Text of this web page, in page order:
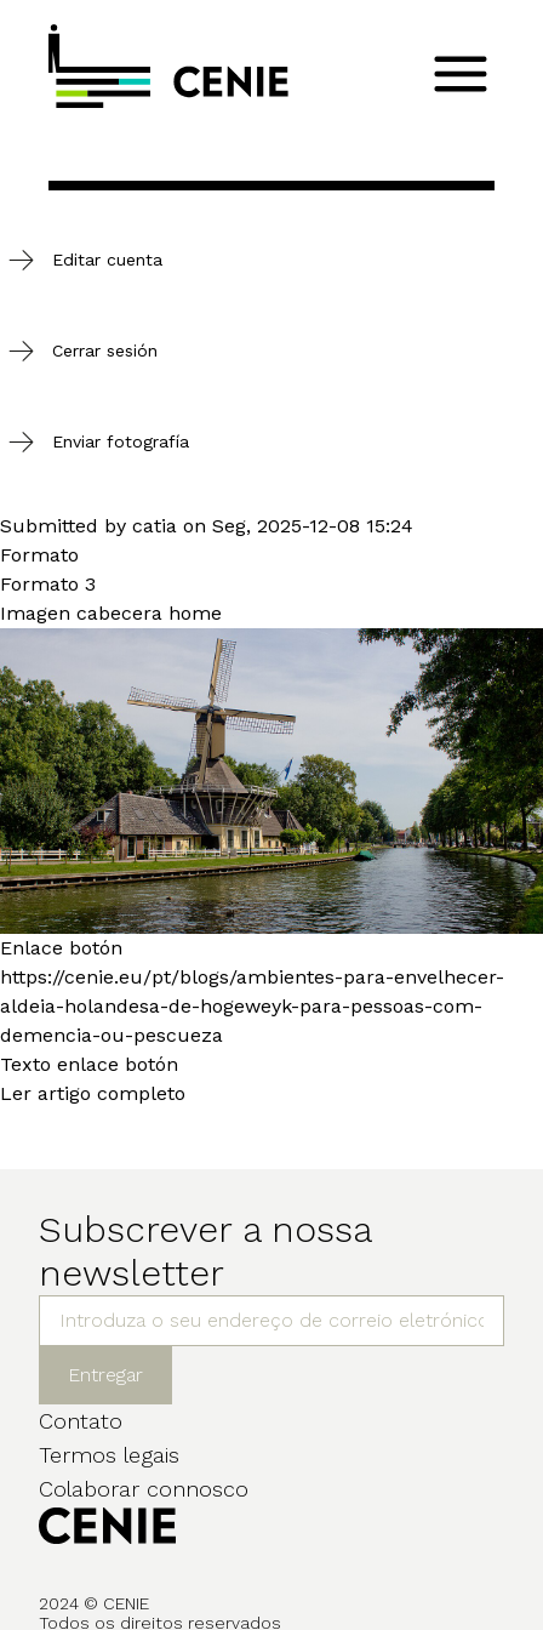
Editar cuenta
Cerrar sesión
Enviar fotografía
Submitted by catia on Seg, 2025-12-08 15:24
Formato
Formato 3
Imagen cabecera home
Enlace botón
https://cenie.eu/pt/blogs/ambientes-para-envelhecer-
aldeia-holandesa-de-hogeweyk-para-pessoas-com-
demencia-ou-pescueza
Texto enlace botón
Ler artigo completo
Subscrever a nossa
newsletter
Entregar
Contato
Termos legais
Colaborar connosco
2024 © CENIE
Todos os direitos reservados